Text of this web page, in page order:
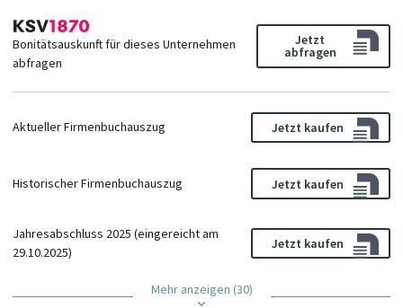
Bonitätsauskunft für dieses Unternehmen
abfragen
Jetzt
abfragen
Aktueller Firmenbuchauszug Jetzt kaufen
Historischer Firmenbuchauszug Jetzt kaufen
Jahresabschluss 2025 (eingereicht am
29.10.2025)
Jetzt kaufen
Mehr anzeigen (30)